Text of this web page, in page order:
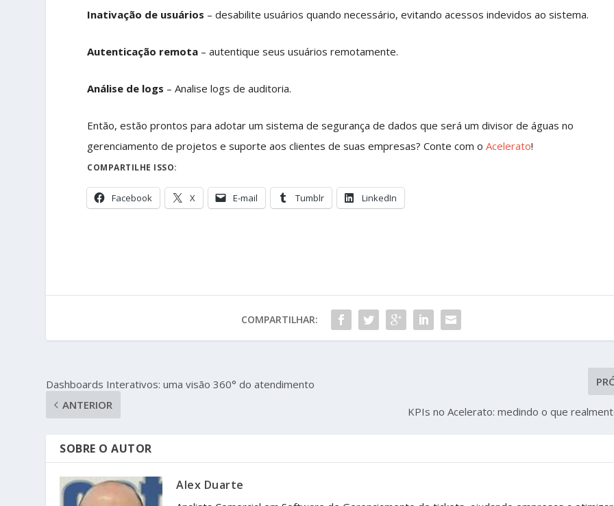
Inativação de usuários – desabilite usuários quando necessário, evitando acessos indevidos ao sistema.
Autenticação remota – autentique seus usuários remotamente.
Análise de logs – Analise logs de auditoria.
Então, estão prontos para adotar um sistema de segurança de dados que será um divisor de águas no
gerenciamento de projetos e suporte aos clientes de suas empresas? Conte com oAcelerato!
COMPARTILHE ISSO:
Facebook X E-mail Tumblr LinkedIn
COMPARTILHAR:
Dashboards Interativos: uma visão 360° do atendimento
ANTERIOR
KPIs no Acelerato: medindo o que
SOBRE O AUTOR
Alex Duarte